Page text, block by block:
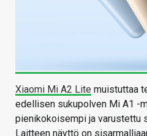
Xiaomi Mi A2 Lite muistuttaa
edellisen sukupolven Mi A1 -
pienikokoisempi ja varustettu
Laitteen näyttö on